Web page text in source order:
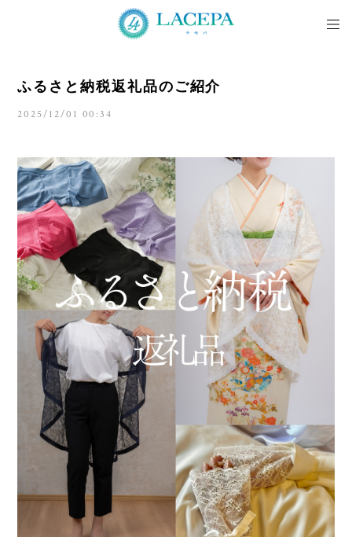
ふるさと納税返礼品のご紹介
2025/12/01 00:34